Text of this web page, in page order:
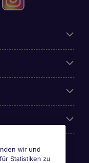
wir und
Statistiken zu